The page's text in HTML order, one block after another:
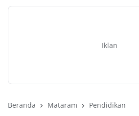
Iklan
Beranda Mataram Pendidikan